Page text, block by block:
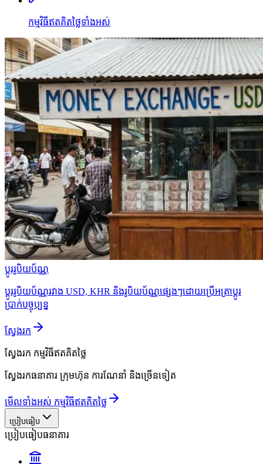
កម្មវិធីឥតគិតថ្លៃទាំងអស់
ប្ដូររូបិយប័ណ្ណ
ប្ដូររូបិយប័ណ្ណរវាង USD, KHR និងរូបិយប័ណ្ណផ្សេងៗដោយប្រើអត្រាប្ដូរ
ប្រាក់បច្ចុប្បន្ន
ស្វែងរក
ស្វែងរក កម្មវិធីឥតគិតថ្លៃ
ស្វែងរកធនាគារ ក្រុមហ៊ុន ការណែនាំ និងច្រើនទៀត
មើលទាំងអស់ កម្មវិធីឥតគិតថ្លៃ
ប្រៀបធៀប
ប្រៀបធៀបធនាគារ